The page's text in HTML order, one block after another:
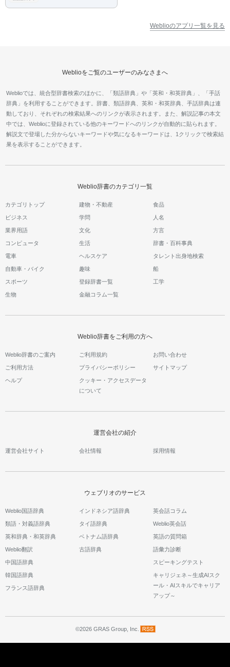
Weblioのアプリ一覧を見る
Weblioをご覧のユーザーのみなさまへ
Weblioでは、統合型辞書検索のほかに、「類語辞典」や「英和・和英辞典」、「手話
辞典」を利用することができます。辞書、類語辞典、英和・和英辞典、手話辞典は連
動しており、それぞれの検索結果へのリンクが表示されます。また、解説記事の本文
中では、Weblioに登録されている他のキーワードへのリンクが自動的に貼られます。
解説文で登場した分からないキーワードや気になるキーワードは、1クリックで検索結
果を表示することができます。
Weblio辞書のカテゴリ一覧
カテゴリトップ 建物・不動産 食品
ビジネス 学問 人名
業界用語 文化 方言
コンピュータ 生活 辞書・百科事典
電車 ヘルスケア タレント出身地検索
自動車・バイク 趣味 船
スポーツ 登録辞書一覧 工学
生物 金融コラム一覧
Weblio辞書をご利用の方へ
Weblio辞書のご案内 ご利用規約 お問い合わせ
ご利用方法 プライバシーポリシー サイトマップ
ヘルプ
クッキー・アクセスデータ
について
運営会社の紹介
運営会社サイト 会社情報 採用情報
ウェブリオのサービス
Weblio国語辞典
類語・対義語辞典
英和辞典・和英辞典
Weblio翻訳
中国語辞典
韓国語辞典
フランス語辞典
インドネシア語辞典
タイ語辞典
ベトナム語辞典
古語辞典
英会話コラム
Weblio英会話
英語の質問箱
語彙力診断
スピーキングテスト
キャリジェネ～生成AIスク
ール・AIスキルでキャリア
アップ～
©2026 GRAS Group, Inc.